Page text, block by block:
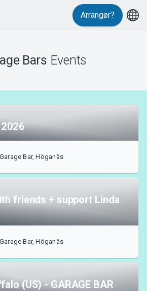
Support
Arrangør?
Bars Events
2026
Bar, Höganäs
friends + support Linda
Bar, Höganäs
(US) - GARAGE BAR